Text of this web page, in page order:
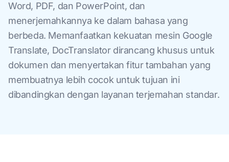
Word, PDF, dan PowerPoint, dan
menerjemahkannya ke dalam bahasa yang
berbeda. Memanfaatkan kekuatan mesin Google
Translate, DocTranslator dirancang khusus untuk
dokumen dan menyertakan fitur tambahan yang
membuatnya lebih cocok untuk tujuan ini
dibandingkan dengan layanan terjemahan standar.